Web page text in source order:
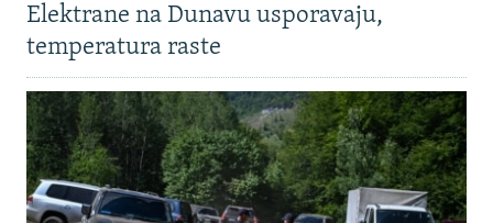
Elektrane na Dunavu usporavaju,
temperatura raste